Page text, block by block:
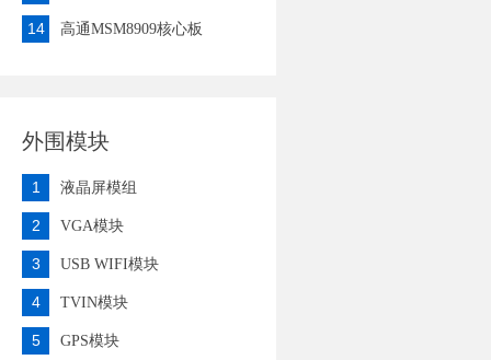
14 高通MSM8909核心板
外围模块
1 液晶屏模组
2 VGA模块
3 USB WIFI模块
4 TVIN模块
5 GPS模块